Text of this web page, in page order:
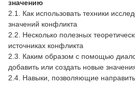
значению
2.1. Как использовать техники
значений конфликта
2.2. Несколько полезных
источниках конфликта
2.3. Каким образом с помощью
добавить или создать новые
2.4. Навыки, позволяющие